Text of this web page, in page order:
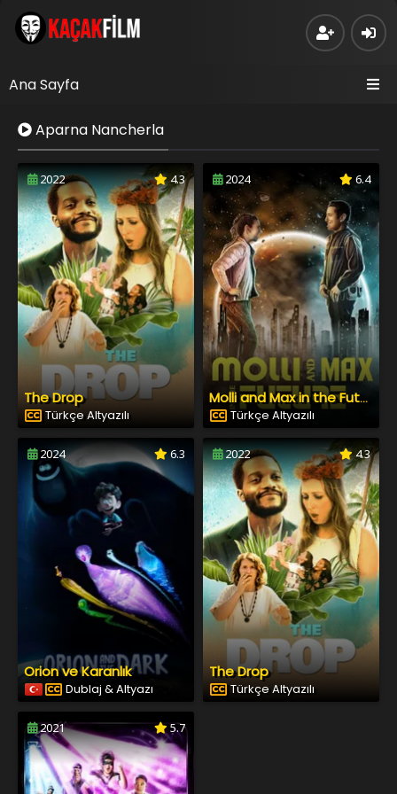
Ana Sayfa
Aparna Nancherla
2022 4.3
The Drop
Türkçe Altyazılı
2024 6.4
Molli and Max in the Future
Türkçe Altyazılı
2024 6.3
Orion ve Karanlık
Dublaj & Altyazı
2022 4.3
The Drop
Türkçe Altyazılı
2021 5.7